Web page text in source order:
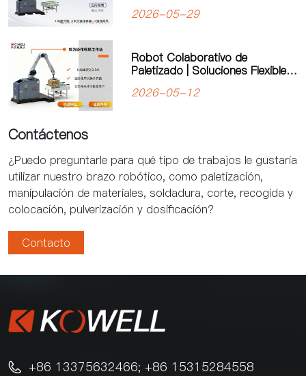
Paletizador Colaborativo de
2026-05-29
Robot Colaborativo de
Paletizado | Soluciones Flexibles
Robotics
2026-05-12
Contáctenos
¿Puedo preguntarle para qué tipo de trabajos le gustaría
utilizar nuestro brazo robótico, como paletización,
manipulación de materiales, soldadura, corte, recogida y
colocación, pulverización y dosificación?
Contacto
 +86 13375632466; +86 15315284558